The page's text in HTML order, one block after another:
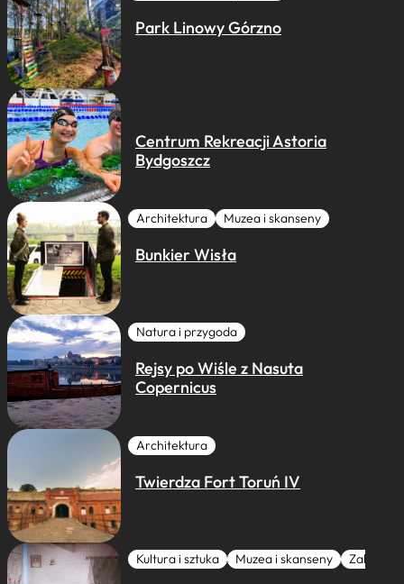
Park Linowy Górzno
Centrum Rekreacji Astoria
Bydgoszcz
Architektura Muzea i skanseny
Bunkier Wisła
Natura i przygoda
Rejsy po Wiśle z Nasuta
Copernicus
Architektura
Twierdza Fort Toruń IV
Kultura i sztuka Muzea i skanseny Zabytki I